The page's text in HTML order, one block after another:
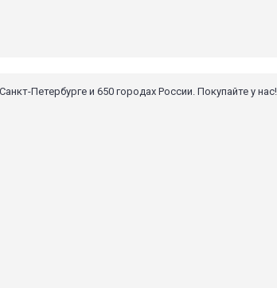
Петербурге и 650 городах России. Покупайте у нас!